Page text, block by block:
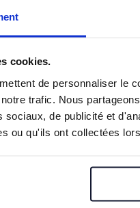
cookies.
de personnaliser le
trafic. Nous
sociaux, de publicité et
ou qu'ils ont collectées